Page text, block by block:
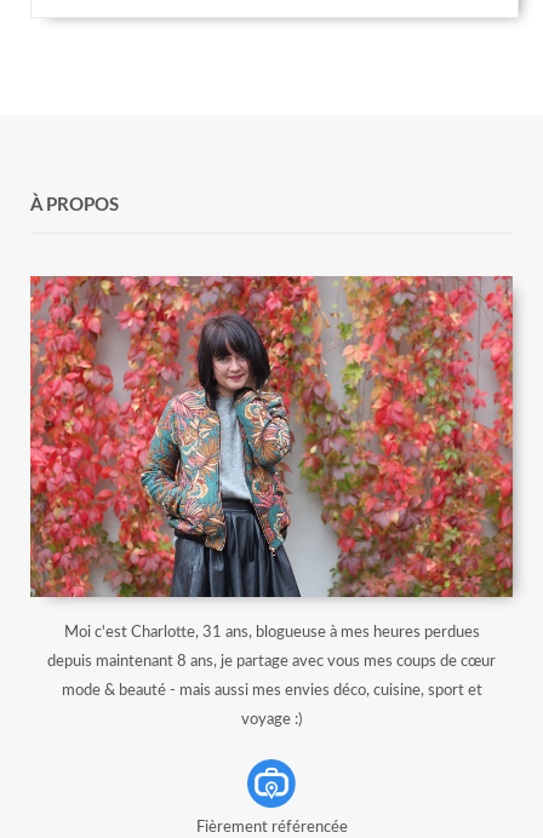
À PROPOS
Moi c'est Charlotte, 31 ans, blogueuse à mes heures perdues
depuis maintenant 8 ans, je partage avec vous mes coups de cœur
mode & beauté - mais aussi mes envies déco, cuisine, sport et
voyage :)
Fièrement référencée